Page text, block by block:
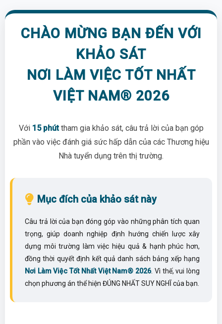
content
CHÀO MỪNG BẠN ĐẾN VỚI
KHẢO SÁT
NƠI LÀM VIỆC TỐT NHẤT
VIỆT NAM® 2026
Với 15 phúttham gia khảo sát, câu trả lời của bạn góp
phần vào việc đánh giá sức hấp dẫn của các Thương hiệu
Nhà tuyển dụng trên thị trường.
Mục đích của khảo sát này
Câu trả lời của bạn đóng góp vào những phân tích quan
trọng, giúp doanh nghiệp định hướng chiến lược xây
dựng môi trường làm việc hiệu quả & hạnh phúc hơn,
đồng thời quyết định kết quả danh sách bảng xếp hạng
Nơi Làm Việc Tốt Nhất Việt Nam® 2026. Vì thế, vui lòng
chọn phương án thể hiện ĐÚNG NHẤT SUY NGHĨ của bạn.